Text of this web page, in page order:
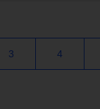
3 4